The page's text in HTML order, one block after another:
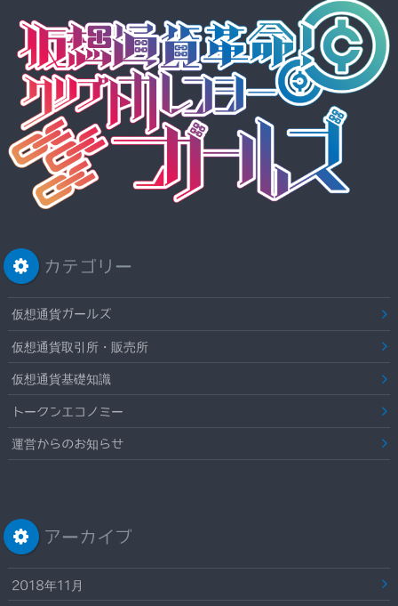
カテゴリー
仮想通貨ガールズ
仮想通貨取引所・販売所
仮想通貨基礎知識
トークンエコノミー
運営からのお知らせ
アーカイブ
2018年11月